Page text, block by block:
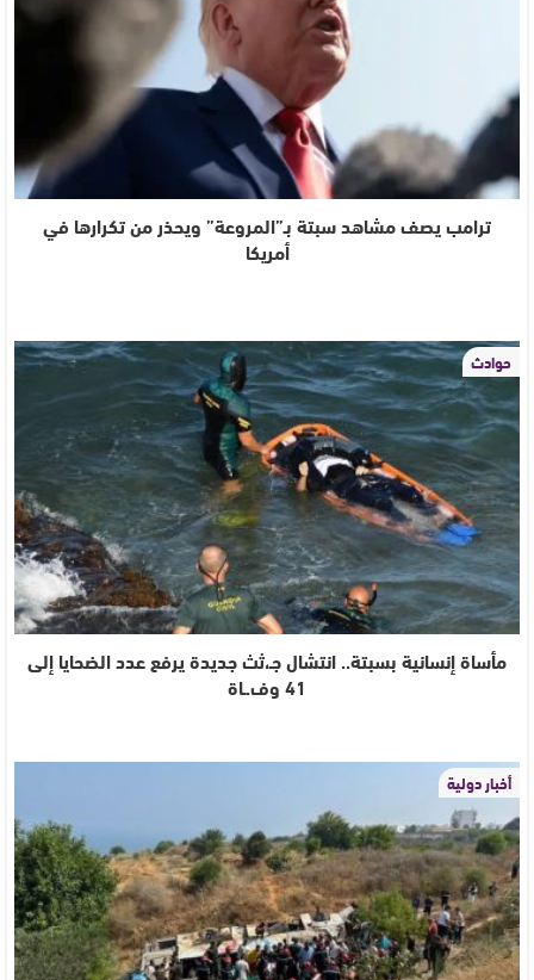
ترامب يصف مشاهد سبتة بـ”المروعة” ويحذر من تكرارها في
أمريكا
حوادث
مأساة إنسانية بسبتة.. انتشال جـ،ثث جديدة يرفع عدد الضحايا إلى
41 وف.ـاة
أخبار دولية